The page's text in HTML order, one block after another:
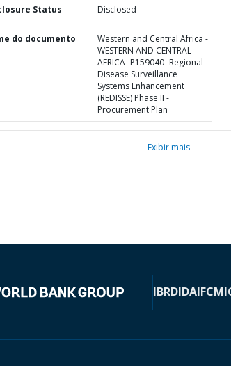
Status Disclosed
do documento
Western and Central Africa -
WESTERN AND CENTRAL
AFRICA- P159040- Regional
Disease Surveillance
Systems Enhancement
(REDISSE) Phase II -
Procurement Plan
Exibir mais
IBRDIDAIFC